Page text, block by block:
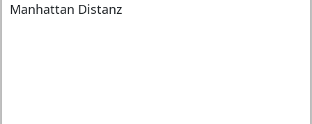
Manhattan Distanz